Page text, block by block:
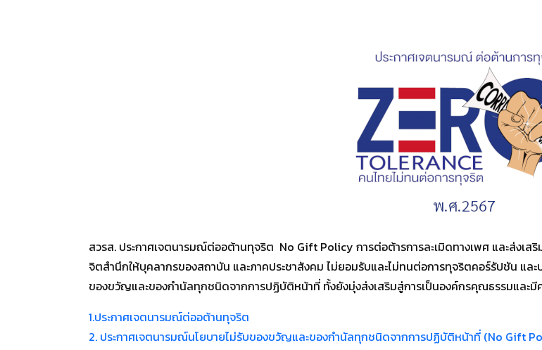
สวรส. ประกาศเจตนารมณ์ต่ออต้านทุจริต No Gift Policy การต่อต้ารการละเมิดทางเพศ และส่งเส
จิตสำนึกให้บุคลากรของสถาบัน และภาคประชาสังคม ไม่ยอมรับและไม่ทนต่อการทุจริตคอร์รัปชัน แล
ของขวัญและของกำนัลทุกชนิดจากการปฏิบัติหน้าที่ ทั้งยังมุ่งส่งเสริมสู่การเป็นองค์กรคุณธรรมและ
1.ประกาศเจตนารมณ์ต่ออต้านทุจริต
2. ประกาศเจตนารมณ์นโยบายไม่รับของขวัญและของกำนัลทุกชนิดจากการปฏิบัติหน้าที่ (No Gift